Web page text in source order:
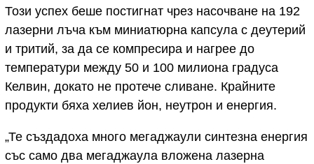
Този успех беше постигнат чрез насочване на 192
лазерни лъча към миниатюрна капсула с деутерий
и тритий, за да се компресира и нагрее до
температури между 50 и 100 милиона градуса
Келвин, докато не протече сливане. Крайните
продукти бяха хелиев йон, неутрон и енергия.
„Те създадоха много мегаджаули синтезна енергия
със само два мегаджаула вложена лазерна